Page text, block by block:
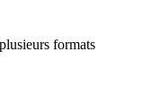
formats